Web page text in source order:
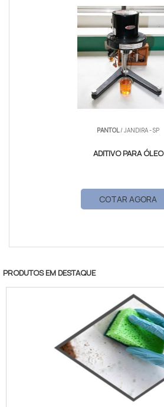
PANTOL/ JANDIRA - SP
ADITIVO PARA ÓLEO
COTAR AGORA
PRODUTOS EM DESTAQUE